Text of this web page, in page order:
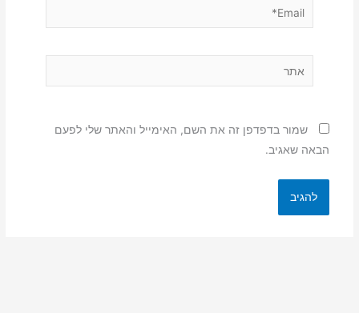
Email*
שמור בדפדפן זה את השם, האימייל והאתר שלי לפעם
הבאה שאגיב.